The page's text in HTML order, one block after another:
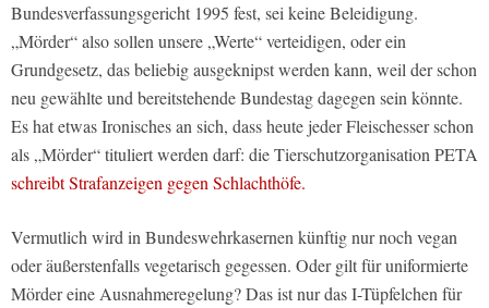
Bundesverfassungsgericht 1995 fest, sei keine Beleidigung.
„Mörder“ also sollen unsere „Werte“ verteidigen, oder ein
Grundgesetz, das beliebig ausgeknipst werden kann, weil der schon
neu gewählte und bereitstehende Bundestag dagegen sein könnte.
Es hat etwas Ironisches an sich, dass heute jeder Fleischesser schon
als „Mörder“ tituliert werden darf: die Tierschutzorganisation PETA
schreibt Strafanzeigen gegen Schlachthöfe.
Vermutlich wird in Bundeswehrkasernen künftig nur noch vegan
oder äußerstenfalls vegetarisch gegessen. Oder gilt für uniformierte
Mörder eine Ausnahmeregelung? Das ist nur das I-Tüpfelchen für